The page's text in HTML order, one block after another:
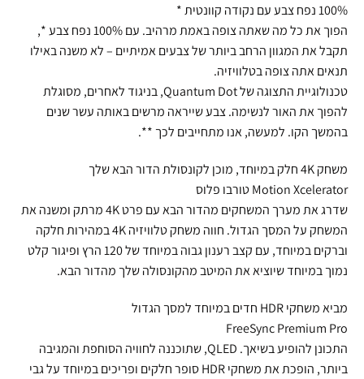
100% נפח צבע עם נקודה קוונטית *
הפוך את כל מה שאתה צופה באמת מרהיב. עם 100% נפח צבע *,
תקבל את המגוון הרחב ביותר של צבעים אמיתיים – לא משנה באילו
תנאים אתה צופה בטלוויזיה.
טכנולוגיית התצוגה של Quantum Dot, בניגוד לאחרים, מסוגלת
להפוך את האור לנשימה. צבע שייראה מרשים באותה עשר שנים
בהמשך הקו. למעשה, אנו מתחייבים לכך **.
משחק 4K חלק במיוחד, מוכן לקונסולת הדור הבא שלך
Motion Xcelerator טורבו פלוס
שדרג את מערך המשחקים מהדור הבא עם פרט 4K מרתק ומשנה את
המשחק על המסך הגדול. חווה משחק טלוויזיה 4K במהירות חלקה
וברקים במיוחד, עם קצב רענון גבוה במיוחד של 120 הרץ ופיגור קלט
נמוך במיוחד שיוציא את המיטב מהקונסולה שלך מהדור הבא.
מביא משחקי HDR חדים במיוחד למסך הגדול
FreeSync Premium Pro
התכונן להופיע בשיאך. QLED, שתוכננה לחוויה הסוחפת והמגיבה
ביותר, הופכת את משחקי HDR סופר חלקים ופריכים במיוחד על גבי